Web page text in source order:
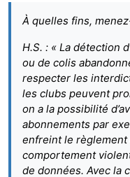
À quelles fins,
H.S. : « La détection
ou de colis
respecter les
les clubs peuvent
on a la possibilité
abonnements par
enfreint le
comportement
de données. Avec la